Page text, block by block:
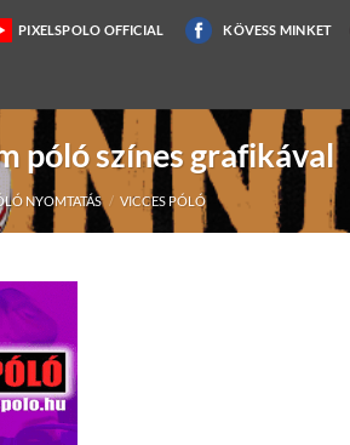
PIXELSPOLO OFFICIAL KÖVESS MINKET
póló színes grafikával
NYOMTATÁS / VICCES PÓLÓ